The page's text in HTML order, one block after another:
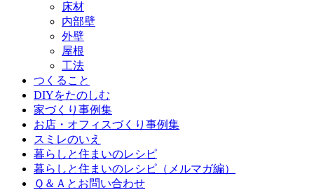
床材
内部壁
外壁
屋根
工法
つくること
DIYをたのしむ
家づくり事例集
お店・オフィスづくり事例集
スミレのいえ
暮らしと住まいのレシピ
暮らしと住まいのレシピ（メルマガ編）
Ｑ＆Ａとお問い合わせ